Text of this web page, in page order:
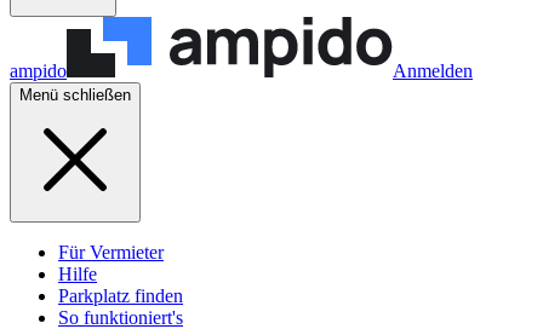
ampido Anmelden
Menü schließen
Für Vermieter
Hilfe
Parkplatz finden
So funktioniert's